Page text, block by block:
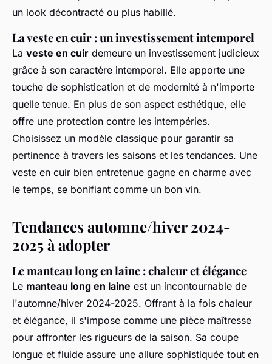
un look décontracté ou plus habillé.
La veste en cuir : un investissement intemporel
La veste en cuir demeure un investissement judicieux
grâce à son caractère intemporel. Elle apporte une
touche de sophistication et de modernité à n'importe
quelle tenue. En plus de son aspect esthétique, elle
offre une protection contre les intempéries.
Choisissez un modèle classique pour garantir sa
pertinence à travers les saisons et les tendances. Une
veste en cuir bien entretenue gagne en charme avec
le temps, se bonifiant comme un bon vin.
Tendances automne/hiver 2024-
2025 à adopter
Le manteau long en laine : chaleur et élégance
Le manteau long en laine est un incontournable de
l'automne/hiver 2024-2025. Offrant à la fois chaleur
et élégance, il s'impose comme une pièce maîtresse
pour affronter les rigueurs de la saison. Sa coupe
longue et fluide assure une allure sophistiquée tout en